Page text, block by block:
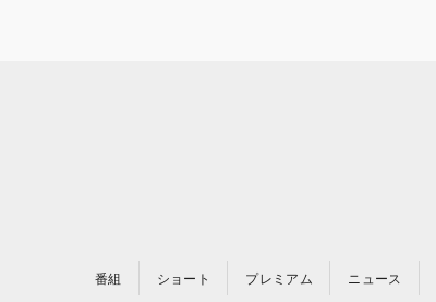
番組 ショート プレミアム ニュース